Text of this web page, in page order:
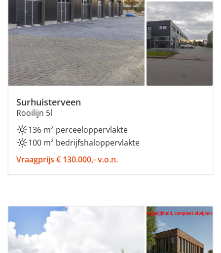
Surhuisterveen
Rooilijn 5l
136 m² perceeloppervlakte
100 m² bedrijfshaloppervlakte
Vraagprijs € 130.000,- v.o.n.